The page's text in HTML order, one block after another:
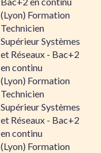
(Lyon) Formation
Technicien
Supérieur Systèmes
et Réseaux - Bac+2
en continu
(Lyon) Formation
Technicien
Supérieur Systèmes
et Réseaux - Bac+2
en continu
(Lyon) Formation